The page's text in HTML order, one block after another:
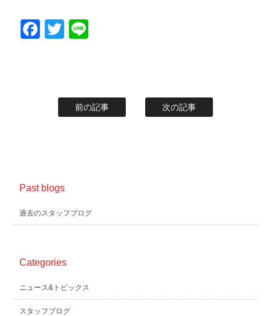
Facebook
Twitter
前の記事 次の記事
Past blogs
過去のスタッフブログ
Categories
ニュース&トピックス
スタッフブログ